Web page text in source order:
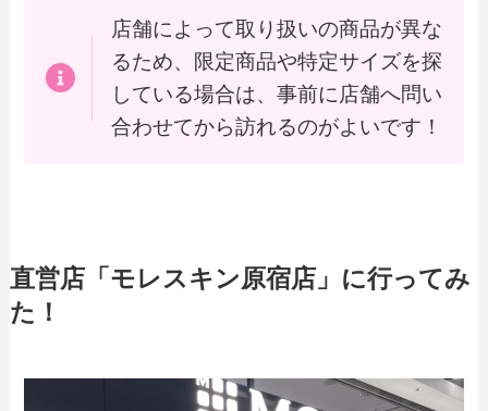
店舗によって取り扱いの商品が異な
るため、限定商品や特定サイズを探
している場合は、事前に店舗へ問い
合わせてから訪れるのがよいです！
直営店「モレスキン原宿店」に行ってみ
た！